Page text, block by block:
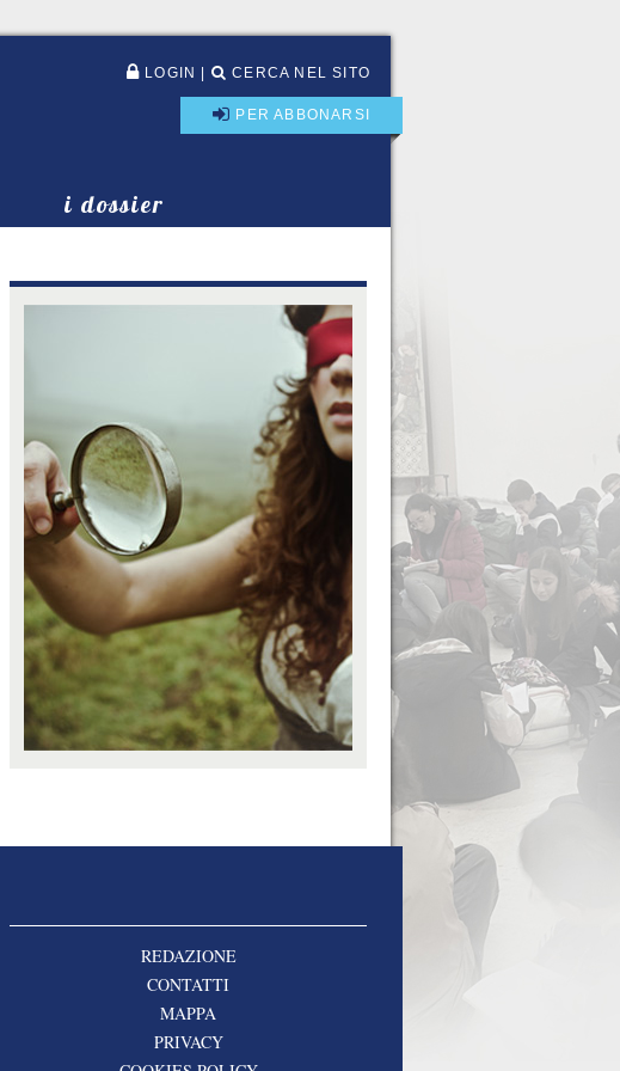
LOGIN CERCA NEL SITO
PER ABBONARSI
i dossier
REDAZIONE
CONTATTI
MAPPA
PRIVACY